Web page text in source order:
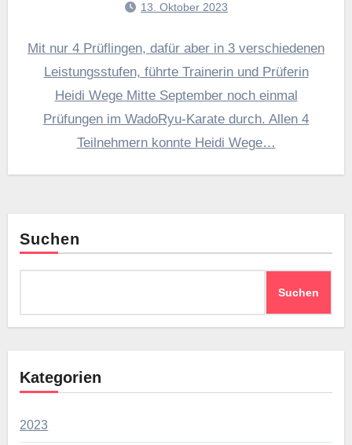
13. Oktober 2023
Mit nur 4 Prüflingen, dafür aber in 3 verschiedenen
Leistungsstufen, führte Trainerin und Prüferin
Heidi Wege Mitte September noch einmal
Prüfungen im WadoRyu-Karate durch. Allen 4
Teilnehmern konnte Heidi Wege…
Suchen
Suchen
Kategorien
2023